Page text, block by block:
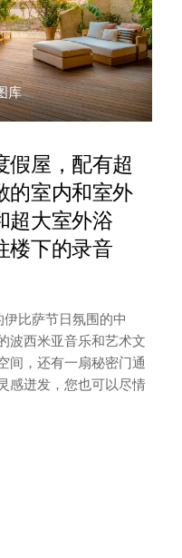
库
假屋，配有超
的室内和室外
超大室外浴
楼下的录音
伊比萨节日氛围的中
波西米亚音乐和艺术文
间，还有一扇秘密门通
感迸发，您也可以尽情